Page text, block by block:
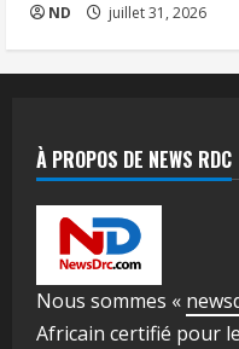
ND juillet 31, 2026
À PROPOS DE NEWS RDC
Nous sommes «
Africain certifié pour